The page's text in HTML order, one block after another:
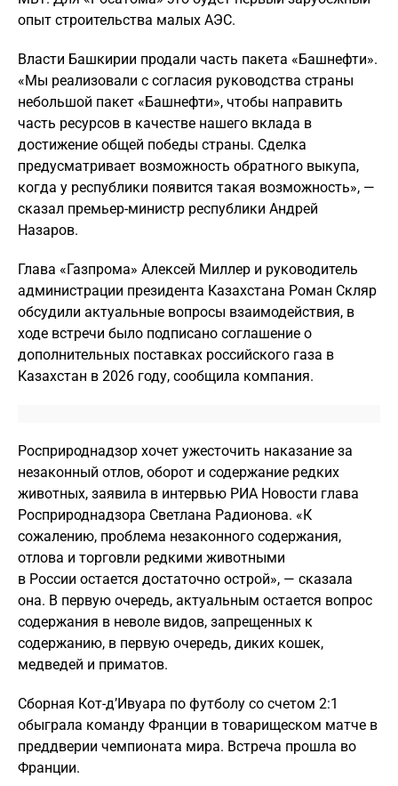
опыт строительства малых АЭС.
Власти Башкирии продали часть пакета «Башнефти».
«Мы реализовали с согласия руководства страны
небольшой пакет «Башнефти», чтобы направить
часть ресурсов в качестве нашего вклада в
достижение общей победы страны. Сделка
предусматривает возможность обратного выкупа,
когда у республики появится такая возможность», —
сказал премьер-министр республики Андрей
Назаров.
Глава «Газпрома» Алексей Миллер и руководитель
администрации президента Казахстана Роман Скляр
обсудили актуальные вопросы взаимодействия, в
ходе встречи было подписано соглашение о
дополнительных поставках российского газа в
Казахстан в 2026 году, сообщила компания.
Росприроднадзор хочет ужесточить наказание за
незаконный отлов, оборот и содержание редких
животных, заявила в интервью РИА Новости глава
Росприроднадзора Светлана Радионова. «К
сожалению, проблема незаконного содержания,
отлова и торговли редкими животными
в России остается достаточно острой», — сказала
она. В первую очередь, актуальным остается вопрос
содержания в неволе видов, запрещенных к
содержанию, в первую очередь, диких кошек,
медведей и приматов.
Сборная Кот-д’Ивуара по футболу со счетом 2:1
обыграла команду Франции в товарищеском матче в
преддверии чемпионата мира. Встреча прошла во
Франции.